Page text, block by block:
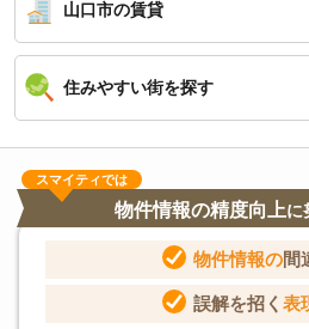
山口市の賃貸
住みやすい街を探す
スマイティでは
物件情報の精度向上に
物件情報の間
誤解を招く 表